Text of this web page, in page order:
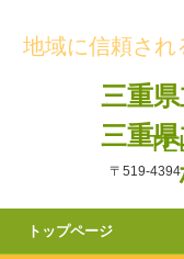
三重
三重
地域に信頼され
〒519-4394
トップページ